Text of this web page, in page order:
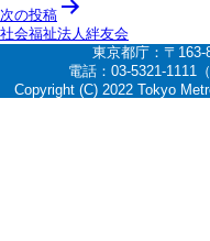
ナ
ビ
ー
次の投稿
社会福祉法人絆友会
東京都庁：〒
電話：03-5321-1111
Copyright (C) 2022 Tokyo